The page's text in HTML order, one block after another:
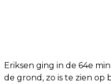
Eriksen ging in de 64e
de grond, zo is te zien op